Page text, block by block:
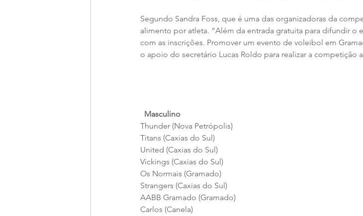
Segundo Sandra Foss, que é uma das organizadoras da
alimento por atleta. “Além da entrada gratuita para difundir o
com as inscrições. Promover um evento de voleibol em
o apoio do secretário Lucas Roldo para realizar a competição
Masculino
Thunder (Nova Petrópolis)
Titans (Caxias do Sul)
United (Caxias do Sul)
Vickings (Caxias do Sul)
Os Normais (Gramado)
Strangers (Caxias do Sul)
AABB Gramado (Gramado)
Carlos (Canela)